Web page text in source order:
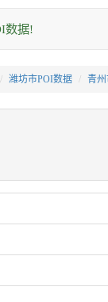
数据!
潍坊市POI数据 青